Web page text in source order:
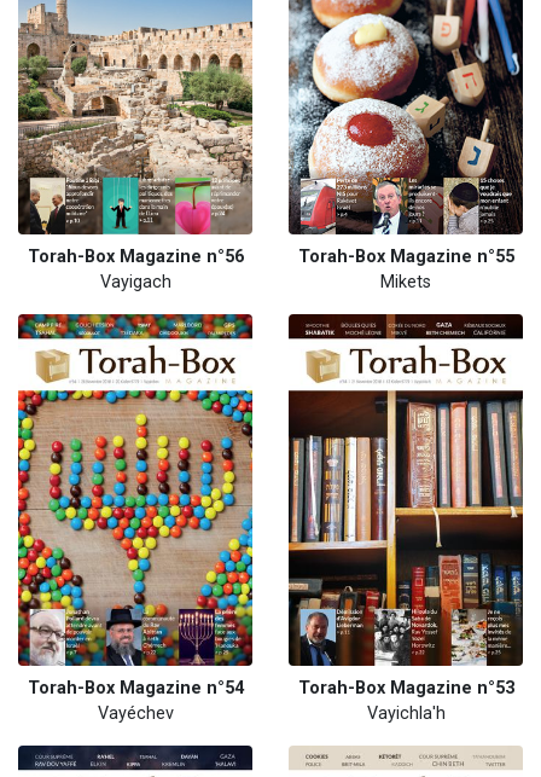
Torah-Box Magazine n°56
Vayigach
Torah-Box Magazine n°55
Mikets
Torah-Box Magazine n°54
Vayéchev
Torah-Box Magazine n°53
Vayichla'h